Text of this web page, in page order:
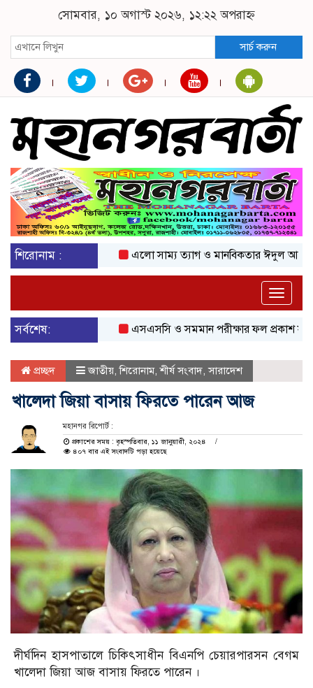
সোমবার, ১০ অগাস্ট ২০২৬, ১২:২২ অপরাহ্ন
সার্চ করুন
শিরোনাম : এলো সাম্য ত্যাগ ও মানবিকতার ঈদুল আজহা
Toggle
সর্বশেষ:
এসএসসি ও সমমান পরীক্ষার ফল প্রকাশ সকাল
প্রচ্ছদ জাতীয়,শিরোনাম,শীর্ষ সংবাদ,সারাদেশ
খালেদা জিয়া বাসায় ফিরতে পারেন আজ
মহানগর রিপোর্ট :
প্রকাশের সময় : বৃহস্পতিবার, ১১ জানুয়ারী, ২০২৪
৪০৭ বার এই সংবাদটি পড়া হয়েছে
দীর্ঘদিন হাসপাতালে চিকিৎসাধীন বিএনপি চেয়ারপারসন বেগম
খালেদা জিয়া আজ বাসায় ফিরতে পারেন ।